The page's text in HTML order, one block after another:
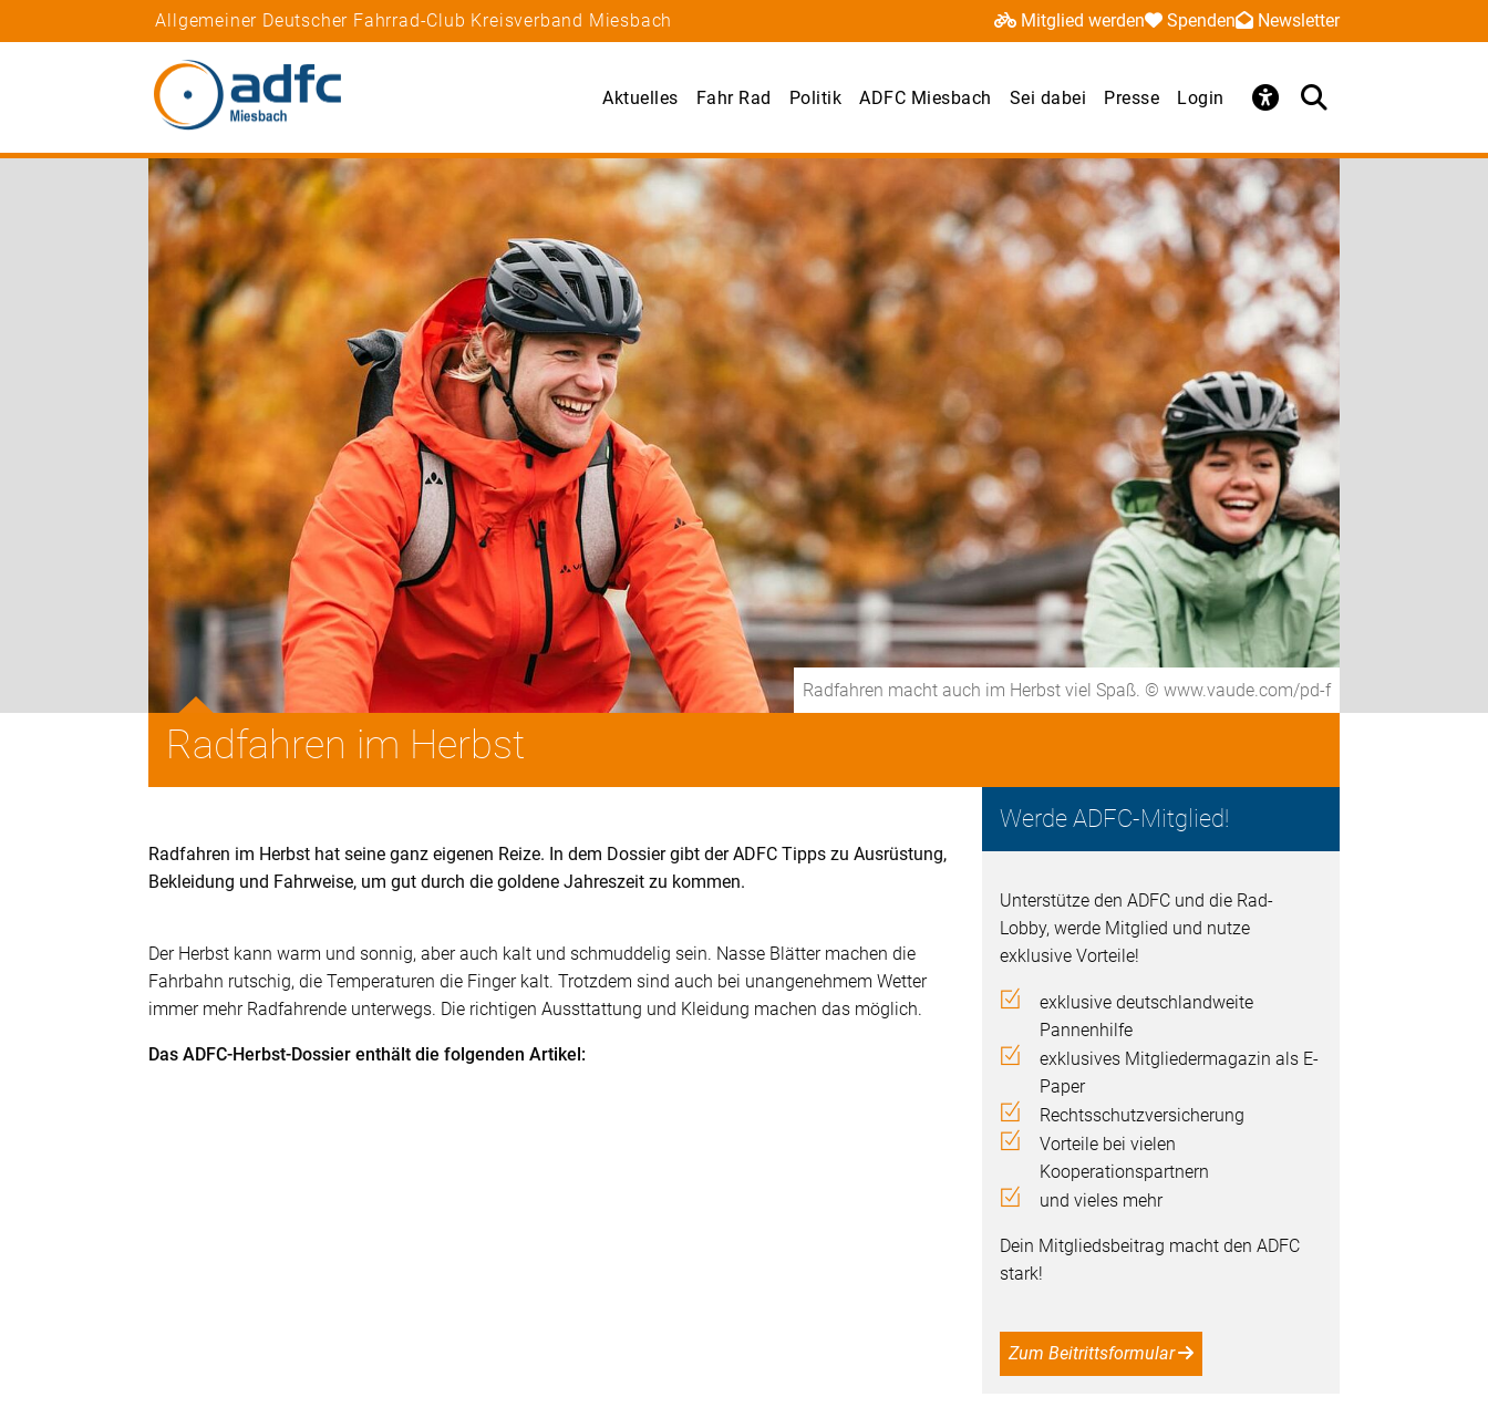
Allgemeiner Deutscher Fahrrad-Club Kreisverband Miesbach Mitglied werden Spenden Newsletter
Aktuelles Fahr Rad Politik ADFC Miesbach Sei dabei Presse Login
Radfahren macht auch im Herbst viel Spaß. © www.vaude.com/pd-f
Radfahren im Herbst
Werde ADFC-Mitglied!
Unterstütze den ADFC und die Rad-
Lobby, werde Mitglied und nutze
exklusive Vorteile!
exklusive deutschlandweite
Pannenhilfe
exklusives Mitgliedermagazin als E-
Paper
Rechtsschutzversicherung
Vorteile bei vielen
Kooperationspartnern
und vieles mehr
Dein Mitgliedsbeitrag macht den ADFC
stark!
Zum Beitrittsformular
Radfahren im Herbst hat seine ganz eigenen Reize. In dem Dossier gibt der ADFC Tipps zu Ausrüstung,
Bekleidung und Fahrweise, um gut durch die goldene Jahreszeit zu kommen.
Der Herbst kann warm und sonnig, aber auch kalt und schmuddelig sein. Nasse Blätter machen die
Fahrbahn rutschig, die Temperaturen die Finger kalt. Trotzdem sind auch bei unangenehmem Wetter
immer mehr Radfahrende unterwegs. Die richtigen Aussttattung und Kleidung machen das möglich.
Das ADFC-Herbst-Dossier enthält die folgenden Artikel: